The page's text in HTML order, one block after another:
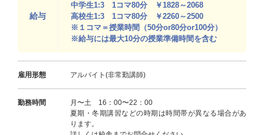
給与
中学生1:3 1コマ80分 ￥1828～2068
高校生1:3 1コマ80分 ￥2260～2500
※１コマ＝授業時間（50分or80分or100分）
※給与には最大10分の授業準備時間を含む
雇用形態 アルバイト(非常勤講師)
勤務時間
月〜土 16：00〜22：00
夏期・冬期講習などの時期は時間帯が異なる場合があ
ります。